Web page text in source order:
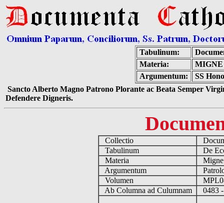
Tabulinum:
Materia:
MIGNE
Argumentum:
SS
Sancto Alberto Magno Patrono Plorante ac Beata Semper
Defendere Digneris.
Collectio
Tabulinum
De
Materia
Argumentum
Volumen
Ab Columna ad Culumnam
0483